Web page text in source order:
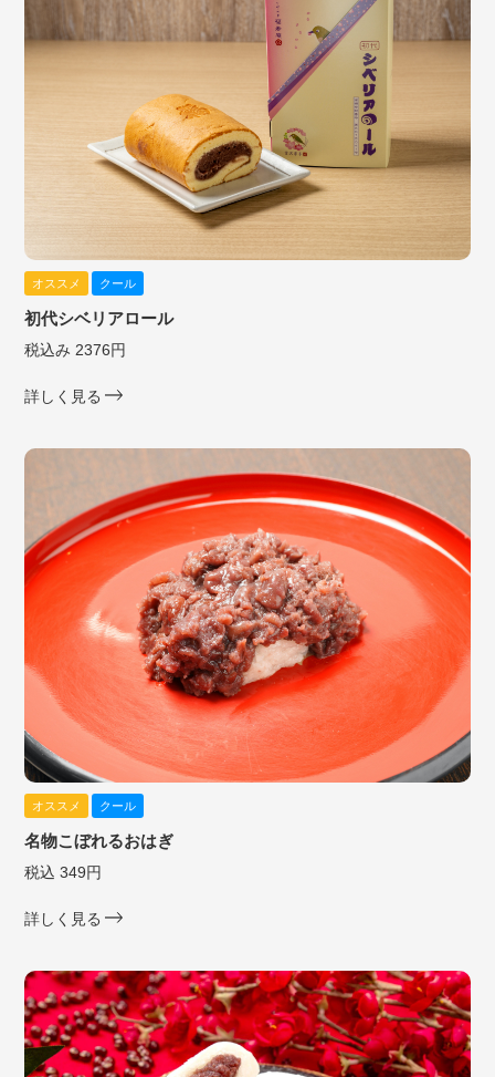
オススメ クール
初代シベリアロール
税込み 2376円
詳しく見る
オススメ クール
名物こぼれるおはぎ
税込 349円
詳しく見る